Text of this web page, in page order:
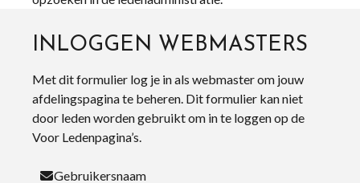
INLOGGEN WEBMASTERS
Met dit formulier log je in als webmaster om jouw
afdelingspagina te beheren. Dit formulier kan niet
door leden worden gebruikt om in te loggen op de
Voor Ledenpagina’s.
Gebruikersnaam